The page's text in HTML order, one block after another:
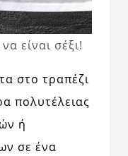
είναι σέξι!
στο τραπέζι
πολυτέλειας
ή
σε ένα